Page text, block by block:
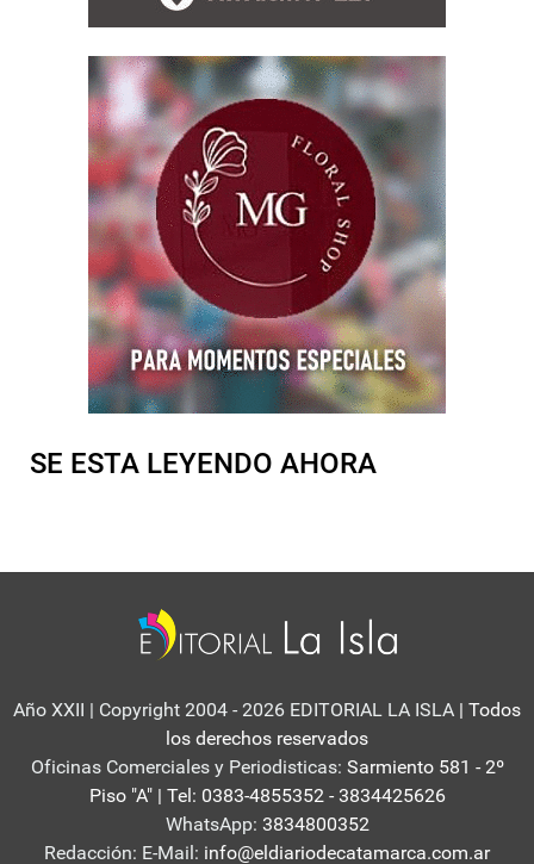
SE ESTA LEYENDO AHORA
Año XXII | Copyright 2004 - 2026 EDITORIAL LA ISLA | Todos
los derechos reservados
Oficinas Comerciales y Periodisticas: Sarmiento 581 - 2º
Piso "A" | Tel: 0383-4855352 - 3834425626
WhatsApp: 3834800352
Redacción: E-Mail: info@eldiariodecatamarca.com.ar